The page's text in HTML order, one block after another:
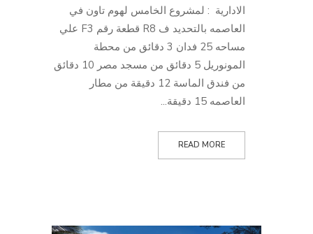
الادارية : لمشروع الخامس لهوم تاون في
العاصمه بالتحديد ف R8 قطعة رقم F3 علي
مساحه 25 فدان 3 دقائق من محطة
المونوريل 5 دقائق من مسجد مصر 10 دقائق
من فندق الماسة 12 دقيقة من مطار
العاصمه 15 دقيقة...
READ MORE